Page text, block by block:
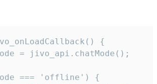
{
= jivo_api.chatMode();
=== 'offline') {